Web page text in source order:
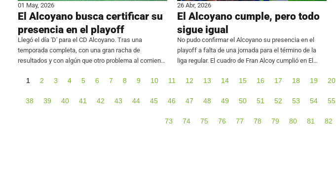
01 May, 2026
El Alcoyano busca certificar su
presencia en el playoff
Llegó el día 'D' para el CD Alcoyano. Tras una
temporada completa, con una gran racha de
resultados y con algún que otro problema al comienzo
el todo por el todo
26 Abr, 2026
El Alcoyano cumple, pero todo
sigue igual
No pudo confirmar el Alcoyano su presencia en el
playoff a falta de una jornada para el término de la
liga regular. El cuadro de Fran Alcoy cumplió en El
1 2 3 4 5 6 7 8 9 10 11 12 13 14 15 16 17 18 19 20
38 39 40 41 42 43 44 45 46 47 48 49 50 51 52 53 54 55
73 74 75 76 77 78 79 80 81 82